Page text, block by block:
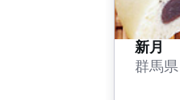
新月
群馬県